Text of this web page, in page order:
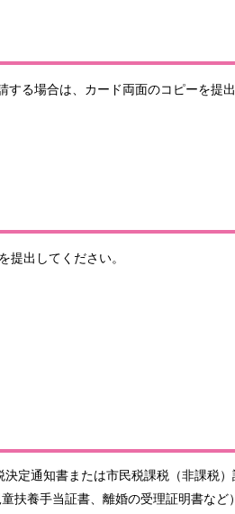
る場合は、カード両面のコピーを提
提出してください。
定通知書または市民税課税（非課税
扶養手当証書、離婚の受理証明書など）